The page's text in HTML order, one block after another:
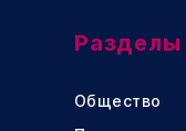
Разделы
Общество